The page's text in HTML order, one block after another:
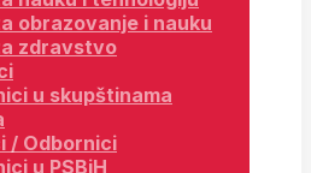
obrazovanje i nauku
zdravstvo
u skupštinama
/ Odbornici
u PSBiH